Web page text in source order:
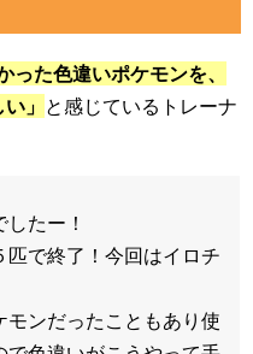
った色違いポケモンを、
」 と感じているトレーナ
たー！
で終了！今回はイロチ
モンだったこともあり使